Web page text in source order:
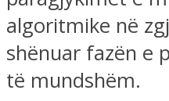
algoritmike në
shënuar fazën e
të mundshëm.